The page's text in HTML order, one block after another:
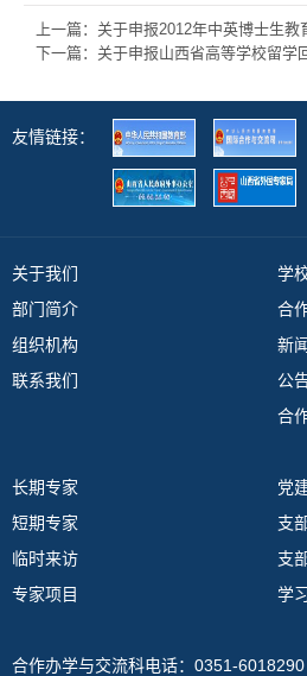
友情链接：
关于我们
部门简介
组织机构
联系我们
学
合
新
公
合
长期专家
短期专家
临时来访
专家项目
党
支
支
学
合作办学与交流科电话：0351-6018290